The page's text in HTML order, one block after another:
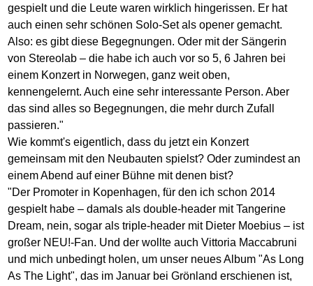
gespielt und die Leute waren wirklich hingerissen. Er hat
auch einen sehr schönen Solo-Set als opener gemacht.
Also: es gibt diese Begegnungen. Oder mit der Sängerin
von Stereolab – die habe ich auch vor so 5, 6 Jahren bei
einem Konzert in Norwegen, ganz weit oben,
kennengelernt. Auch eine sehr interessante Person. Aber
das sind alles so Begegnungen, die mehr durch Zufall
passieren."
Wie kommt's eigentlich, dass du jetzt ein Konzert
gemeinsam mit den Neubauten spielst? Oder zumindest an
einem Abend auf einer Bühne mit denen bist?
"Der Promoter in Kopenhagen, für den ich schon 2014
gespielt habe – damals als double-header mit Tangerine
Dream, nein, sogar als triple-header mit Dieter Moebius – ist
großer NEU!-Fan. Und der wollte auch Vittoria Maccabruni
und mich unbedingt holen, um unser neues Album "As Long
As The Light", das im Januar bei Grönland erschienen ist,